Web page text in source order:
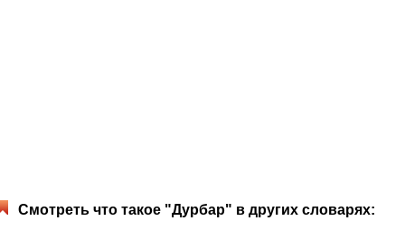
Смотреть что такое "Дурбар" в других словарях: